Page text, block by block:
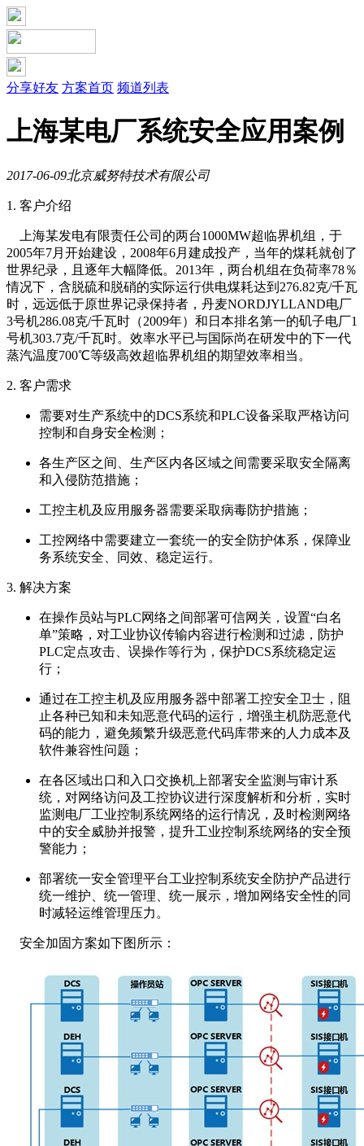
分享好友 方案首页 频道列表
上海某电厂系统安全应用案例
2017-06-09北京威努特技术有限公司
1. 客户介绍
上海某发电有限责任公司的两台1000MW超临界机组，于
2005年7月开始建设，2008年6月建成投产，当年的煤耗就创了
世界纪录，且逐年大幅降低。2013年，两台机组在负荷率78％
情况下，含脱硫和脱硝的实际运行供电煤耗达到276.82克/千瓦
时，远远低于原世界记录保持者，丹麦NORDJYLLAND电厂
3号机286.08克/千瓦时（2009年）和日本排名第一的矶子电厂1
号机303.7克/千瓦时。效率水平已与国际尚在研发中的下一代
蒸汽温度700℃等级高效超临界机组的期望效率相当。
2. 客户需求
需要对生产系统中的DCS系统和PLC设备采取严格访问
控制和自身安全检测；
各生产区之间、生产区内各区域之间需要采取安全隔离
和入侵防范措施；
工控主机及应用服务器需要采取病毒防护措施；
工控网络中需要建立一套统一的安全防护体系，保障业
务系统安全、同效、稳定运行。
3. 解决方案
在操作员站与PLC网络之间部署可信网关，设置“白名
单”策略，对工业协议传输内容进行检测和过滤，防护
PLC定点攻击、误操作等行为，保护DCS系统稳定运
行；
通过在工控主机及应用服务器中部署工控安全卫士，阻
止各种已知和未知恶意代码的运行，增强主机防恶意代
码的能力，避免频繁升级恶意代码库带来的人力成本及
软件兼容性问题；
在各区域出口和入口交换机上部署安全监测与审计系
统，对网络访问及工控协议进行深度解析和分析，实时
监测电厂工业控制系统网络的运行情况，及时检测网络
中的安全威胁并报警，提升工业控制系统网络的安全预
警能力；
部署统一安全管理平台工业控制系统安全防护产品进行
统一维护、统一管理、统一展示，增加网络安全性的同
时减轻运维管理压力。
安全加固方案如下图所示：